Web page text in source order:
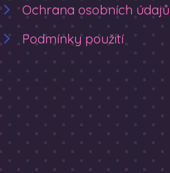
Ochrana osobních údajů
Podmínky použití